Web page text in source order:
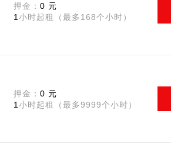
押金： 0 元
1 小时起租（最多168个小时）
押金： 0 元
1 小时起租（最多9999个小时）